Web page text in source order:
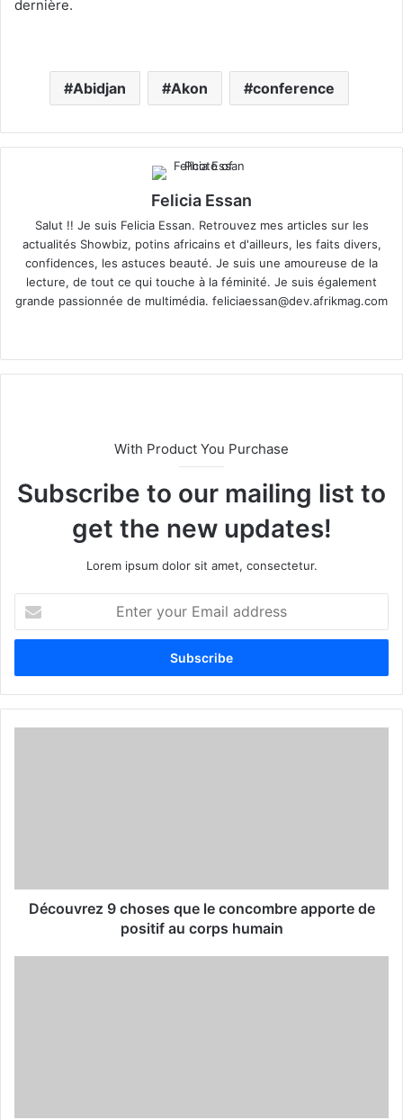
dernière.
Abidjan Akon conference
Felicia Essan
Salut !! Je suis Felicia Essan. Retrouvez mes articles sur les
actualités Showbiz, potins africains et d'ailleurs, les faits divers,
confidences, les astuces beauté. Je suis une amoureuse de la
lecture, de tout ce qui touche à la féminité. Je suis également
grande passionnée de multimédia. feliciaessan@dev.afrikmag.com
te
With Product You Purchase
Subscribe to our mailing list to
get the new updates!
Lorem ipsum dolor sit amet, consectetur.
t
r
y
Découvrez 9 choses que le concombre apporte de
positif au corps humain